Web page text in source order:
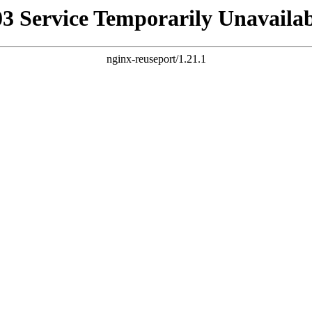
Service Temporarily
nginx-reuseport/1.21.1